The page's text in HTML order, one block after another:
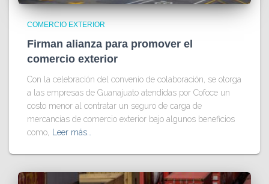
COMERCIO EXTERIOR
Firman alianza para promover el
comercio exterior
Con la celebración del convenio de colaboración, se otorga
a las empresas de Guanajuato atendidas por Cofoce un
costo menor al contratar un seguro de carga de
mercancías de comercio exterior bajo algunos beneficios
como, Leer más…